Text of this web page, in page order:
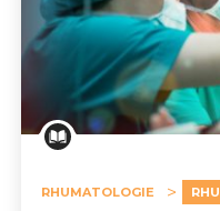
RHUMATOLOGIE